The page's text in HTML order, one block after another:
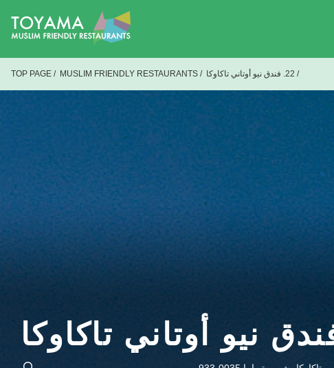
TOP PAGE / MUSLIM FRIENDLY RESTAURANTS / 22. فندق نيو أوتاني تاكاوكا /